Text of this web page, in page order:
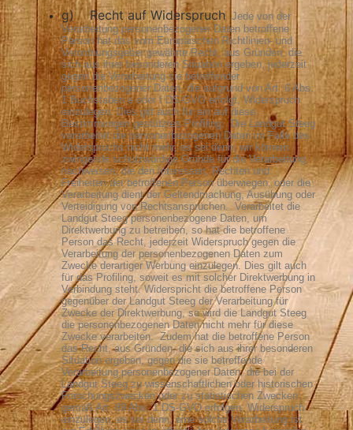
g) Recht auf Widerspruch Jede von der
Verarbeitung personenbezogener Daten betroffene
Person hat das vom Europäischen Richtlinien- und
Verordnungsgeber gewährte Recht, aus Gründen, die
sich aus ihrer besonderen Situation ergeben, jederzeit
gegen die Verarbeitung sie betreffender
personenbezogener Daten, die aufgrund von Art. 6 Abs.
1 Buchstaben e oder f DS-GVO erfolgt, Widerspruch
einzulegen. Dies gilt auch für ein auf diese
Bestimmungen gestütztes Profiling. Die Landgut Steeg
verarbeitet die personenbezogenen Daten im Falle des
Widerspruchs nicht mehr, es sei denn, wir können
zwingende schutzwürdige Gründe für die Verarbeitung
nachweisen, die den Interessen, Rechten und
Freiheiten der betroffenen Person überwiegen, oder die
Verarbeitung dient der Geltendmachung, Ausübung oder
Verteidigung von Rechtsansprüchen. Verarbeitet die
Landgut Steeg personenbezogene Daten, um
Direktwerbung zu betreiben, so hat die betroffene
Person das Recht, jederzeit Widerspruch gegen die
Verarbeitung der personenbezogenen Daten zum
Zwecke derartiger Werbung einzulegen. Dies gilt auch
für das Profiling, soweit es mit solcher Direktwerbung in
Verbindung steht. Widerspricht die betroffene Person
gegenüber der Landgut Steeg der Verarbeitung für
Zwecke der Direktwerbung, so wird die Landgut Steeg
die personenbezogenen Daten nicht mehr für diese
Zwecke verarbeiten. Zudem hat die betroffene Person
das Recht, aus Gründen, die sich aus ihrer besonderen
Situation ergeben, gegen die sie betreffende
Verarbeitung personenbezogener Daten, die bei der
Landgut Steeg zu wissenschaftlichen oder historischen
Forschungszwecken oder zu statistischen Zwecken
gemäß Art. 89 Abs. 1 DS-GVO erfolgen, Widerspruch
einzulegen, es sei denn, eine solche Verarbeitung ist